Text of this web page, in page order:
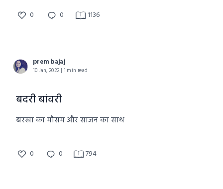
0 0 1136
prem bajaj
10 Jan, 2022 | 1 min read
बदरी बांवरी
बरखा का मौसम और साजन का साथ
0 0 794